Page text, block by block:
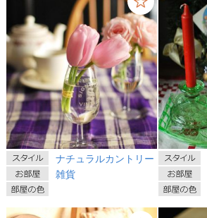
ナチュラルカントリー
雑貨